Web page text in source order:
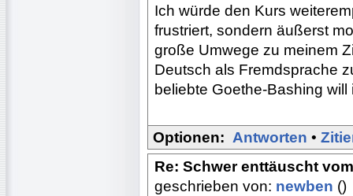
Ich würde den Kurs
frustriert, sondern äußerst
große Umwege zu meinem
Deutsch als Fremdsprache
beliebte Goethe-Bashing
Optionen: Antworten •
Re: Schwer enttäuscht
geschrieben von: newben ()